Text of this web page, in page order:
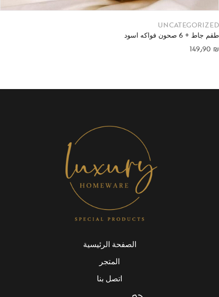
UNCATEGORIZED
طقم جاط + 6 صحون فواكه اسود
149٫90 ₪
الصفحة الرئيسية
المتجر
اتصل بنا